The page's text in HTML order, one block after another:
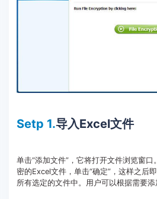
Setp 1.导入Excel文件
单击“添加文件”，它将打开文件浏览窗
密的Excel文件，单击“确定”，这样之后
所有选定的文件中。用户可以根据需要添